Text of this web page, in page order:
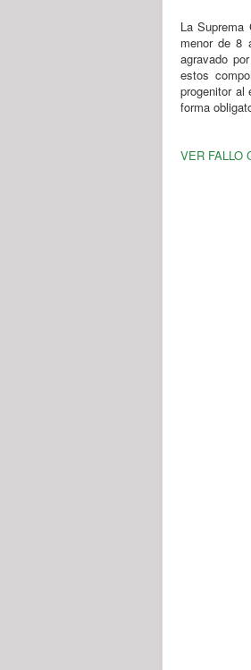
La Suprema
menor de 8
agravado
estos
progenitor al
forma
VER FALLO